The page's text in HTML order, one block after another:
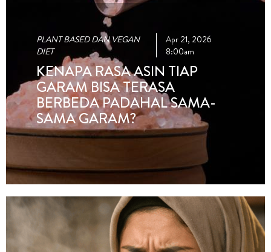
PLANT BASED DAN VEGAN
DIET
Apr 21, 2026
8:00am
KENAPA RASA ASIN TIAP
GARAM BISA TERASA
BERBEDA PADAHAL SAMA-
SAMA GARAM?